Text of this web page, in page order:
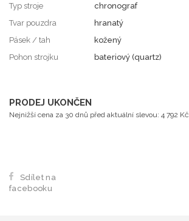
Typ stroje
chronograf
Tvar pouzdra
hranatý
Pásek / tah
kožený
Pohon strojku
bateriový (quartz)
PRODEJ UKONČEN
Nejnižší cena za 30 dnů před aktuální slevou: 4 792 Kč
Sdílet na
facebooku